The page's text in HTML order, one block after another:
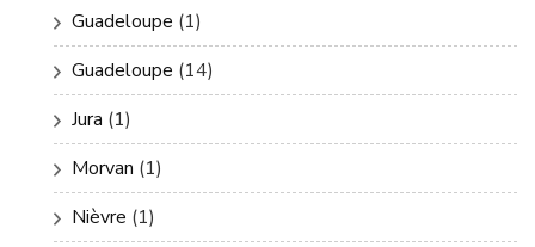
Guadeloupe (1)
Guadeloupe (14)
Jura (1)
Morvan (1)
Nièvre (1)